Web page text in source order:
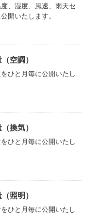
、湿度、風速、雨天セ
開いたします。
空調）
ひと月毎に公開いたし
換気）
ひと月毎に公開いたし
照明）
ひと月毎に公開いたし